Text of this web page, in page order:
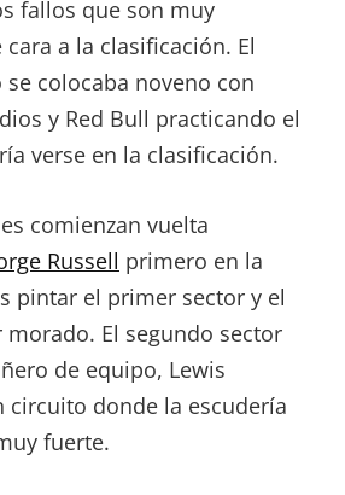
fallos que son muy
a la clasificación. El
colocaba noveno con
y Red Bull practicando el
verse en la clasificación.
comienzan vuelta
Russell primero en la
pintar el primer sector y el
El segundo sector
de equipo, Lewis
circuito donde la escudería
fuerte.